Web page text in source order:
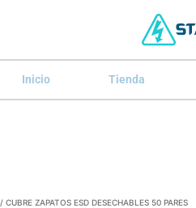
Inicio Tienda
/ CUBRE ZAPATOS ESD DESECHABLES 50 PARES